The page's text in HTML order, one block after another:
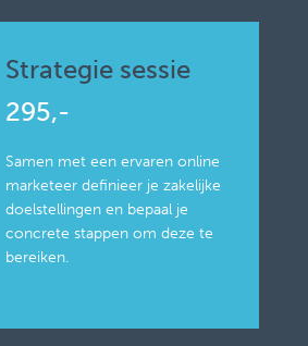
Strategie sessie
295,-
Samen met een ervaren online
marketeer definieer je zakelijke
doelstellingen en bepaal je
concrete stappen om deze te
bereiken.